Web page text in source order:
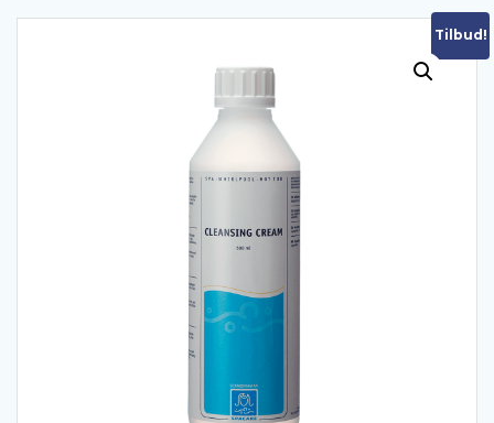
Tilbud!